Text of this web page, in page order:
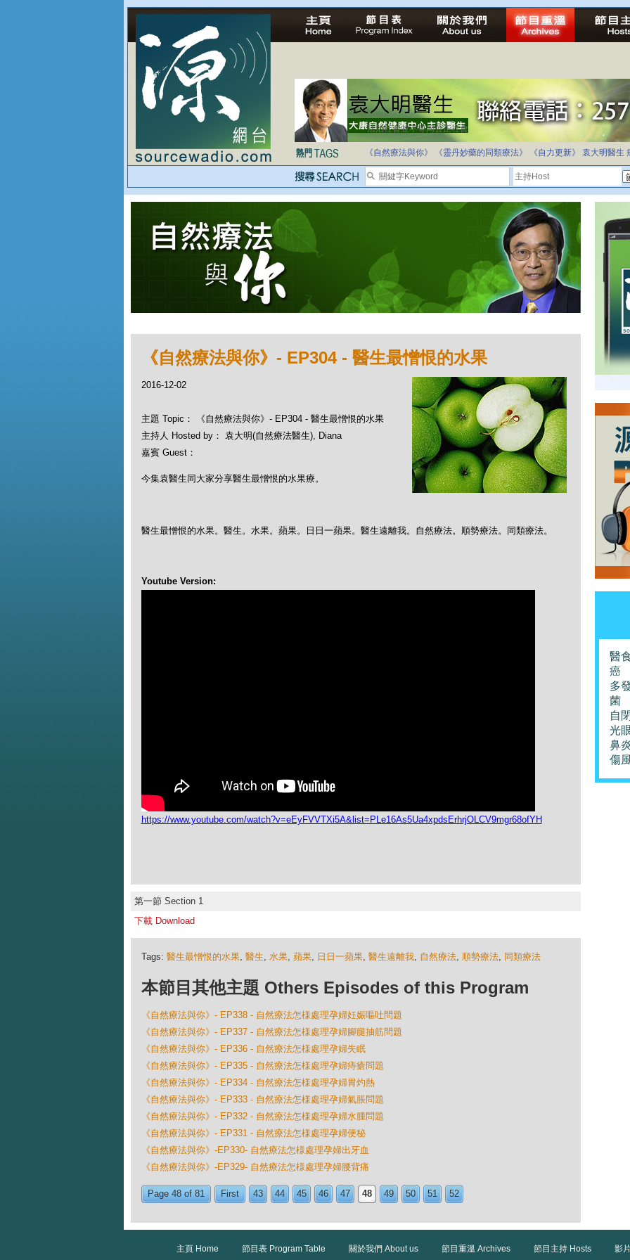
法治社會並不等同公正社會
自家教育合法化-推動多元化教育，全民學卷制
《自然療法與你》
《靈丹妙藥的同類療法》 《自力更新》 袁大明醫生
《自然療法與你》- EP304 - 醫生最憎恨的水果
2016-12-02
主題 Topic： 《自然療法與你》- EP304 - 醫生最憎恨的水果
主持人 Hosted by： 袁大明(自然療法醫生), Diana
嘉賓 Guest：
今集袁醫生同大家分享醫生最憎恨的水果療。
醫生最憎恨的水果。醫生。水果。蘋果。日日一蘋果。醫生遠離我。自然療法。順勢療法。同類療法。
Youtube Version:
https://www.youtube.com/watch?v=eEyFVVTXi5A&list=PLe16As5Ua4xpdsErhrjOLCV9mgr68ofYH
第一節 Section 1
下載 Download
Tags: 醫生最憎恨的水果, 醫生, 水果, 蘋果, 日日一蘋果, 醫生遠離我, 自然療法, 順勢療法, 同類療法
本節目其他主題 Others Episodes of this Program
《自然療法與你》- EP338 - 自然療法怎様處理孕婦妊娠嘔吐問題
《自然療法與你》- EP337 - 自然療法怎様處理孕婦腳腿抽筋問題
《自然療法與你》- EP336 - 自然療法怎様處理孕婦失眠
《自然療法與你》- EP335 - 自然療法怎様處理孕婦痔瘡問題
《自然療法與你》- EP334 - 自然療法怎様處理孕婦胃灼熱
《自然療法與你》- EP333 - 自然療法怎様處理孕婦氣脹問題
《自然療法與你》- EP332 - 自然療法怎様處理孕婦水腫問題
《自然療法與你》- EP331 - 自然療法怎様處理孕婦便秘
《自然療法與你》-EP330- 自然療法怎様處理孕婦出牙血
《自然療法與你》-EP329- 自然療法怎様處理孕婦腰背痛
Page 48 of 81 First 43 44 45 46 47 48 49 50 51 52
醫
癌
多
菌
自
光
鼻
傷
主頁 Home 節目表 Program Table 關於我們 About us 節目重溫 Archives 節目主持 Hosts 影